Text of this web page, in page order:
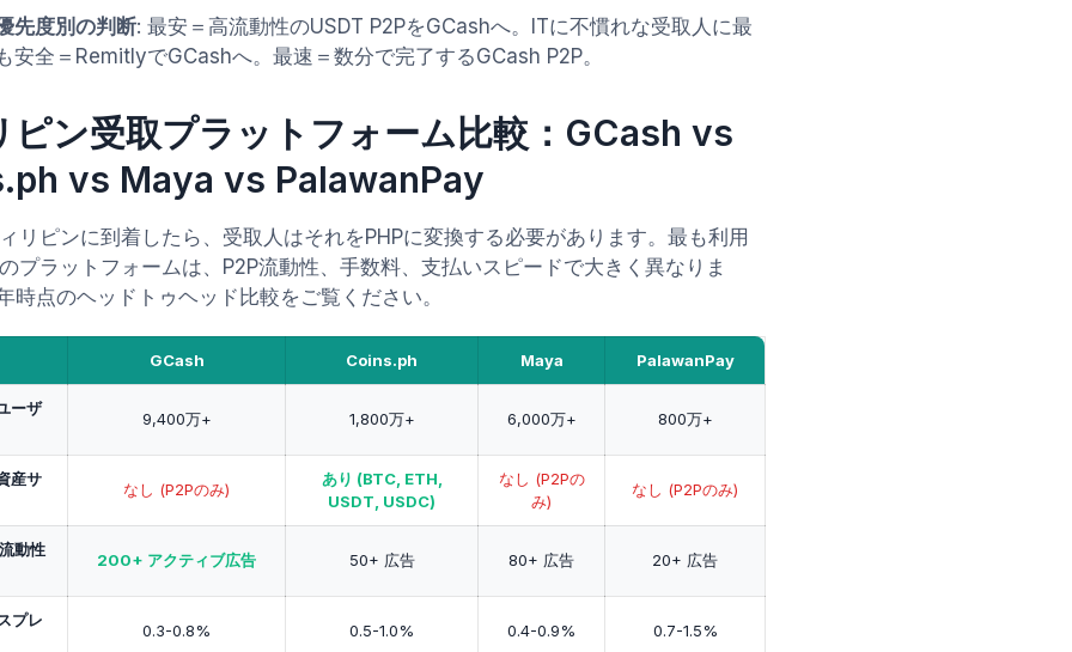
先度別の判断: 最安＝高流動性のUSDT P2PをGCashへ。ITに不慣れな受取人に最
安全＝RemitlyでGCashへ。最速＝数分で完了するGCash P2P。
ピン受取プラットフォーム比較：GCash vs
vs Maya vs PalawanPay
リピンに到着したら、受取人はそれをPHPに変換する必要があります。最も利用
プラットフォームは、P2P流動性、手数料、支払いスピードで大きく異なりま
時点のヘッドトゥヘッド比較をご覧ください。
GCash Coins.ph Maya PalawanPay
ーザ
9,400万+ 1,800万+ 6,000万+ 800万+
産サ
なし (P2Pのみ)
あり (BTC, ETH,
USDT, USDC)
なし (P2Pの
み)
なし (P2Pのみ)
動性
200+ アクティブ広告 50+ 広告 80+ 広告 20+ 広告
プレ
0.3-0.8% 0.5-1.0% 0.4-0.9% 0.7-1.5%